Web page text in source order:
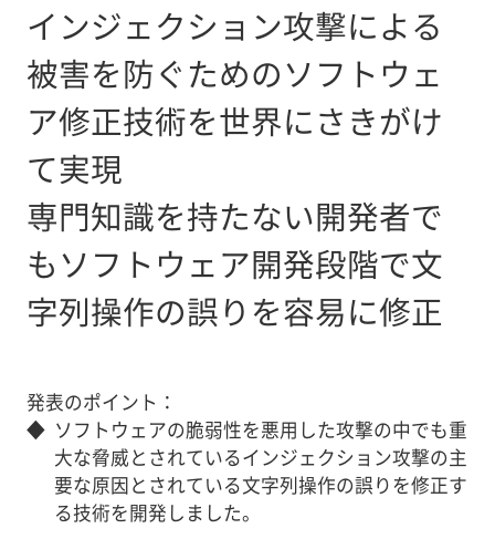
インジェクション攻撃による
被害を防ぐためのソフトウェ
ア修正技術を世界にさきがけ
て実現
専門知識を持たない開発者で
もソフトウェア開発段階で文
字列操作の誤りを容易に修正
発表のポイント：
◆ ソフトウェアの脆弱性を悪用した攻撃の中でも重
大な脅威とされているインジェクション攻撃の主
要な原因とされている文字列操作の誤りを修正す
る技術を開発しました。